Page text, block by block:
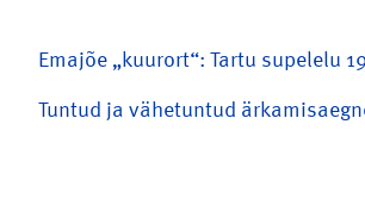
Emajõe „kuurort“: Tartu supelelu
Tuntud ja vähetuntud